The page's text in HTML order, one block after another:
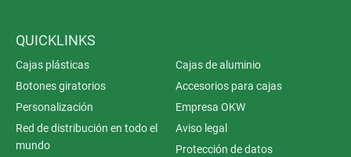
QUICKLINKS
Cajas plásticas
Cajas de aluminio
Botones giratorios
Accesorios para cajas
Personalización
Empresa OKW
Red de distribución en todo el
mundo
Aviso legal
Protección de datos